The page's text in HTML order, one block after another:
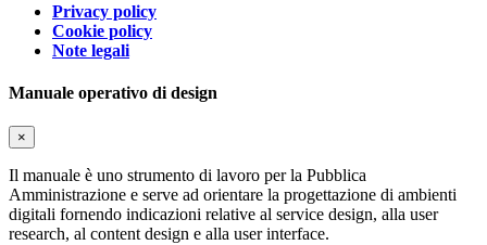
Privacy policy
Cookie policy
Note legali
Manuale operativo di design
×
Il manuale è uno strumento di lavoro per la Pubblica
Amministrazione e serve ad orientare la progettazione di ambienti
digitali fornendo indicazioni relative al service design, alla user
research, al content design e alla user interface.